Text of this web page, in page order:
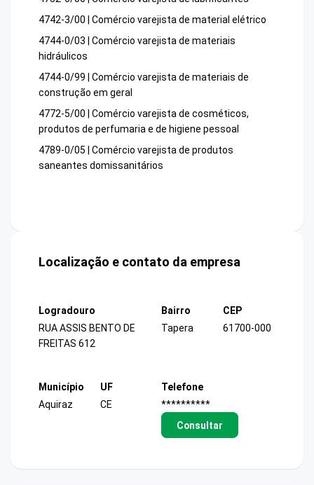
4742-3/00 | Comércio varejista de material elétrico
4744-0/03 | Comércio varejista de materiais
hidráulicos
4744-0/99 | Comércio varejista de materiais de
construção em geral
4772-5/00 | Comércio varejista de cosméticos,
produtos de perfumaria e de higiene pessoal
4789-0/05 | Comércio varejista de produtos
saneantes domissanitários
Localização e contato da empresa
Logradouro
RUA ASSIS BENTO DE
FREITAS 612
Bairro
Tapera
CEP
61700-000
Município
Aquiraz
UF
CE
Telefone
**********
Consultar